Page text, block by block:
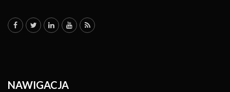
NAWIGACJA